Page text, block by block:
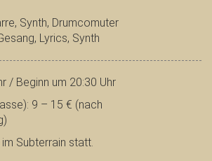
Synth, Drumcomuter
Lyrics, Synth
/ Beginn um 20:30 Uhr
9 – 15 € (nach
Subterrain statt.